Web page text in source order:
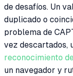
de desafíos. Un
duplicado o
problema de
vez descartados,
reconocimiento
un navegador y